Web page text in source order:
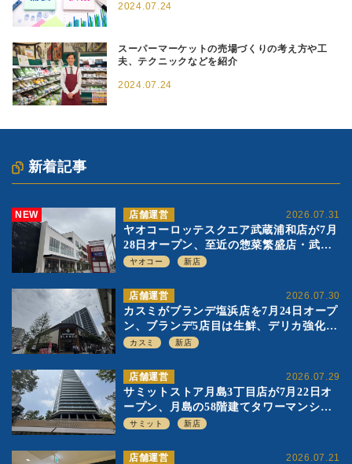
新着記事
NEW 2026.07.31
店舗運営
ヤオコーロッテスクエア武蔵浦和店が7月
28日オープン、至近の惣菜繁盛店・武蔵
浦和店とは生鮮強化、ですみ分け
ヤオコー 新店
2026.07.30
店舗運営
カスミがブランデ塩浜店を7月24日オープ
ン、ブランデ5店目は生鮮、デリカ強化の
一方で通常店の要素も取り入れ
カスミ 新店
2026.07.29
店舗運営
サミットストア月島3丁目店が7月22日オ
ープン、月島の58階建てタワーマンショ
ン1階に生鮮強化の小商圏型店を出店
サミット 新店
2026.07.21
店舗運営
2024.07.24
スーパーマーケットの売場づくりの考え方や工
夫、テクニックなどを紹介
2024.07.24